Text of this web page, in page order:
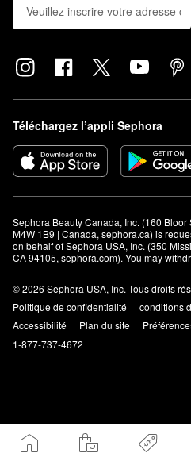
Téléchargez l’appli Sephora
Sephora Beauty Canada, Inc. (160 Bloor
M4W 1B9 | Canada, sephora.ca) is
on behalf of Sephora USA, Inc. (350
CA 94105, sephora.com). You may
© 2026 Sephora USA, Inc. Tous droits
Politique de confidentialité
conditions
Accessibilité
Plan du site
1-877-737-4672